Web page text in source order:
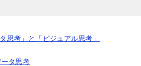
タ思考」と「ビジュアル思考」
タ思考